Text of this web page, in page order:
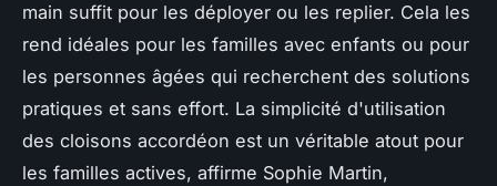
main suffit pour les déployer ou les replier. Cela les
rend idéales pour les familles avec enfants ou pour
les personnes âgées qui recherchent des solutions
pratiques et sans effort. La simplicité d'utilisation
des cloisons accordéon est un véritable atout pour
les familles actives, affirme Sophie Martin,